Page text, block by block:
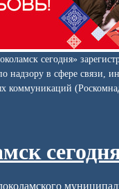
сегодня»
надзору в сфере связи,
коммуникаций